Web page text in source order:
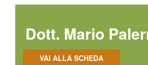
Dott. Mario
VAI ALLA SCHEDA